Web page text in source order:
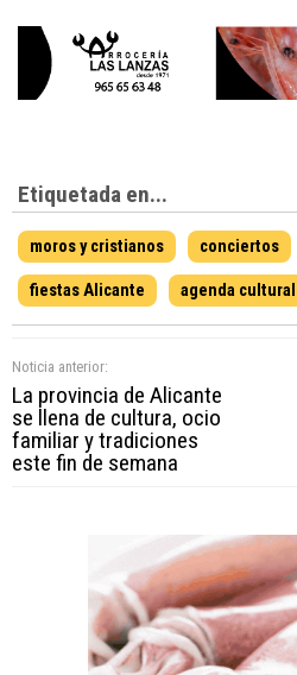
Etiquetada en...
moros y cristianos conciertos
fiestas Alicante agenda cultural
Noticia anterior:
La provincia de Alicante
se llena de cultura, ocio
familiar y tradiciones
este fin de semana